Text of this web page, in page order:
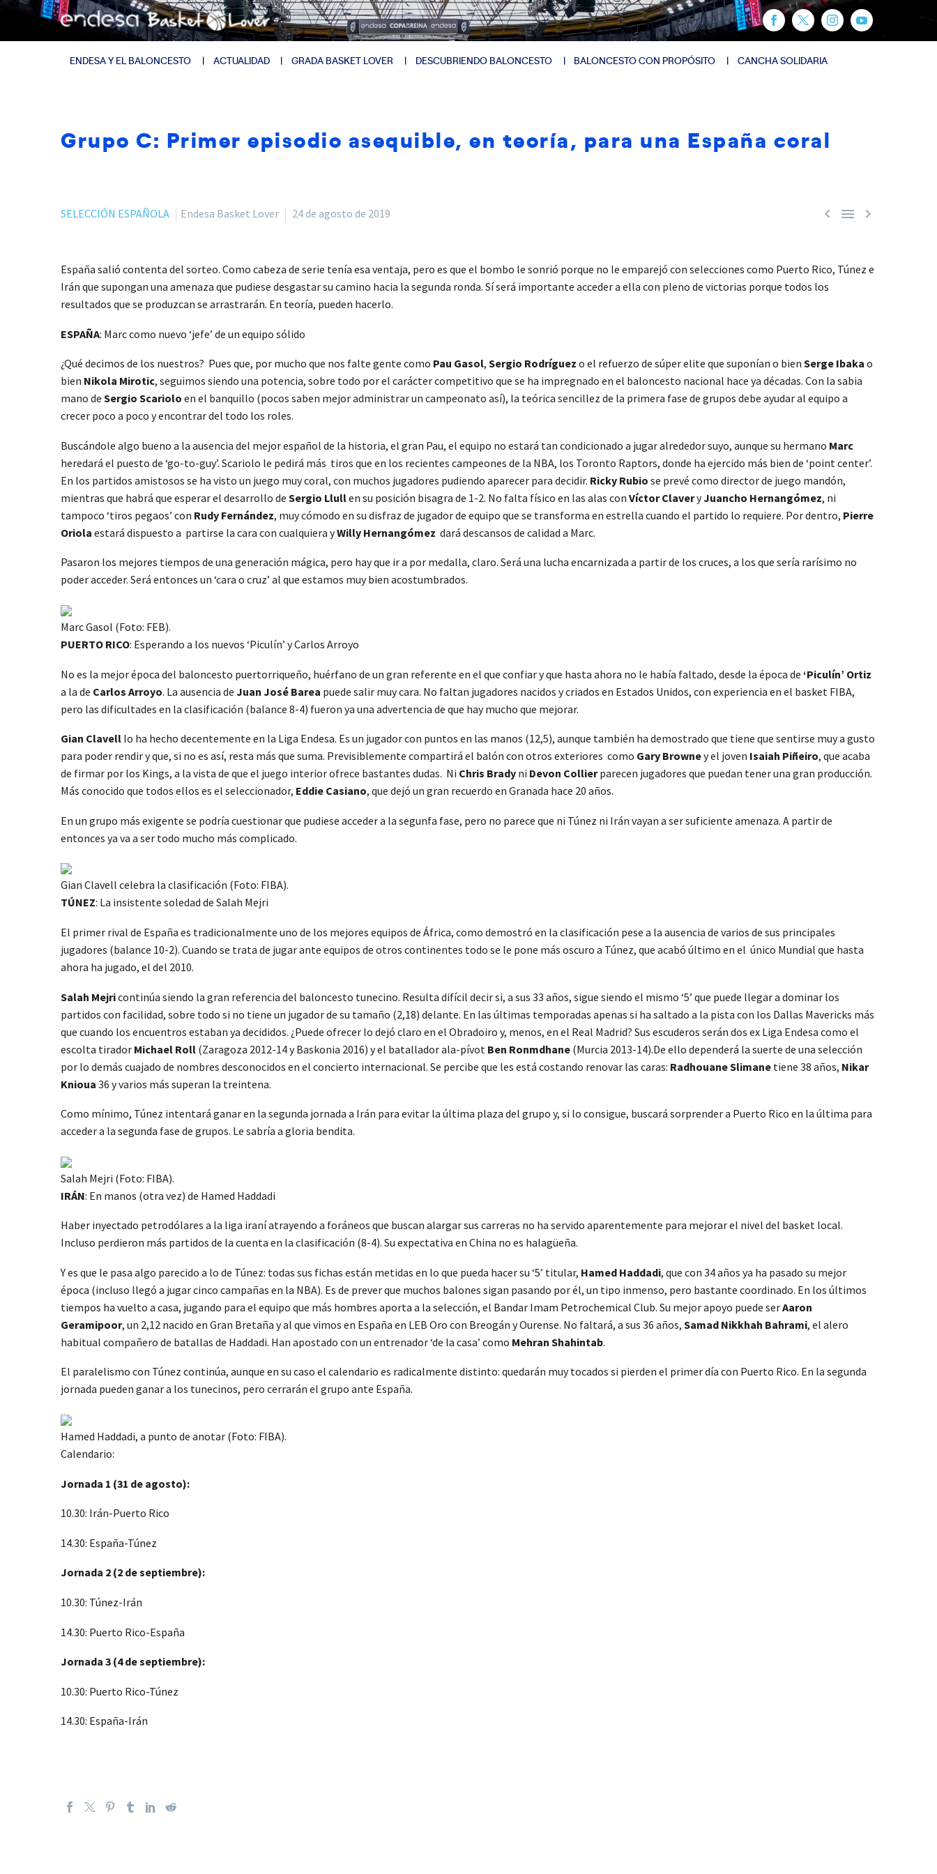
ENDESA Y EL BALONCESTO ACTUALIDAD GRADA BASKET LOVER DESCUBRIENDO BALONCESTO BALONCESTO CON PROPÓSITO CANCHA SOLIDARIA
Grupo C: Primer episodio asequible, en teoría, para una España coral
  
SELECCIÓN ESPAÑOLA Endesa Basket Lover 24 de agosto de 2019
España salió contenta del sorteo. Como cabeza de serie tenía esa ventaja, pero es que el bombo le sonrió porque no le emparejó con selecciones como Puerto Rico, Túnez e
Irán que supongan una amenaza que pudiese desgastar su camino hacia la segunda ronda. Sí será importante acceder a ella con pleno de victorias porque todos los
resultados que se produzcan se arrastrarán. En teoría, pueden hacerlo.
ESPAÑA: Marc como nuevo ‘jefe’ de un equipo sólido
¿Qué decimos de los nuestros? Pues que, por mucho que nos falte gente como Pau Gasol, Sergio Rodríguez o el refuerzo de súper elite que suponían o bien Serge Ibaka o
bien Nikola Mirotic, seguimos siendo una potencia, sobre todo por el carácter competitivo que se ha impregnado en el baloncesto nacional hace ya décadas. Con la sabia
mano de Sergio Scariolo en el banquillo (pocos saben mejor administrar un campeonato así), la teórica sencillez de la primera fase de grupos debe ayudar al equipo a
crecer poco a poco y encontrar del todo los roles.
Buscándole algo bueno a la ausencia del mejor español de la historia, el gran Pau, el equipo no estará tan condicionado a jugar alrededor suyo, aunque su hermano Marc
heredará el puesto de ‘go-to-guy’. Scariolo le pedirá más tiros que en los recientes campeones de la NBA, los Toronto Raptors, donde ha ejercido más bien de ‘point center’.
En los partidos amistosos se ha visto un juego muy coral, con muchos jugadores pudiendo aparecer para decidir. Ricky Rubio se prevé como director de juego mandón,
mientras que habrá que esperar el desarrollo de Sergio Llullen su posición bisagra de 1-2. No falta físico en las alas con Víctor ClaveryJuancho Hernangómez, ni
tampoco ‘tiros pegaos’ con Rudy Fernández, muy cómodo en su disfraz de jugador de equipo que se transforma en estrella cuando el partido lo requiere. Por dentro, Pierre
Oriola estará dispuesto a partirse la cara con cualquiera yWilly Hernangómez dará descansos de calidad a Marc.
Pasaron los mejores tiempos de una generación mágica, pero hay que ir a por medalla, claro. Será una lucha encarnizada a partir de los cruces, a los que sería rarísimo no
poder acceder. Será entonces un ‘cara o cruz’ al que estamos muy bien acostumbrados.
Marc Gasol (Foto: FEB).
PUERTO RICO: Esperando a los nuevos ‘Piculín’ y Carlos Arroyo
No es la mejor época del baloncesto puertorriqueño, huérfano de un gran referente en el que confiar y que hasta ahora no le había faltado, desde la época de ‘Piculín’ Ortiz
a la de Carlos Arroyo. La ausencia de Juan José Barea puede salir muy cara. No faltan jugadores nacidos y criados en Estados Unidos, con experiencia en el basket FIBA,
pero las dificultades en la clasificación (balance 8-4) fueron ya una advertencia de que hay mucho que mejorar.
Gian Clavell lo ha hecho decentemente en la Liga Endesa. Es un jugador con puntos en las manos (12,5), aunque también ha demostrado que tiene que sentirse muy a gusto
para poder rendir y que, si no es así, resta más que suma. Previsiblemente compartirá el balón con otros exteriores como Gary Browney el joven Isaiah Piñeiro, que acaba
de firmar por los Kings, a la vista de que el juego interior ofrece bastantes dudas. Ni Chris Brady ni Devon Collierparecen jugadores que puedan tener una gran producción.
Más conocido que todos ellos es el seleccionador, Eddie Casiano, que dejó un gran recuerdo en Granada hace 20 años.
En un grupo más exigente se podría cuestionar que pudiese acceder a la segunfa fase, pero no parece que ni Túnez ni Irán vayan a ser suficiente amenaza. A partir de
entonces ya va a ser todo mucho más complicado.
Gian Clavell celebra la clasificación (Foto: FIBA).
TÚNEZ: La insistente soledad de Salah Mejri
El primer rival de España es tradicionalmente uno de los mejores equipos de África, como demostró en la clasificación pese a la ausencia de varios de sus principales
jugadores (balance 10-2). Cuando se trata de jugar ante equipos de otros continentes todo se le pone más oscuro a Túnez, que acabó último en el único Mundial que hasta
ahora ha jugado, el del 2010.
Salah Mejricontinúa siendo la gran referencia del baloncesto tunecino. Resulta difícil decir si, a sus 33 años, sigue siendo el mismo ‘5’ que puede llegar a dominar los
partidos con facilidad, sobre todo si no tiene un jugador de su tamaño (2,18) delante. En las últimas temporadas apenas si ha saltado a la pista con los Dallas Mavericks más
que cuando los encuentros estaban ya decididos. ¿Puede ofrecer lo dejó claro en el Obradoiro y, menos, en el Real Madrid? Sus escuderos serán dos ex Liga Endesa como el
escolta tirador Michael Roll (Zaragoza 2012-14 y Baskonia 2016) y el batallador ala-pívot Ben Ronmdhane (Murcia 2013-14).De ello dependerá la suerte de una selección
por lo demás cuajado de nombres desconocidos en el concierto internacional. Se percibe que les está costando renovar las caras: Radhouane Slimane tiene 38 años, Nikar
Knioua 36 y varios más superan la treintena.
Como mínimo, Túnez intentará ganar en la segunda jornada a Irán para evitar la última plaza del grupo y, si lo consigue, buscará sorprender a Puerto Rico en la última para
acceder a la segunda fase de grupos. Le sabría a gloria bendita.
Salah Mejri (Foto: FIBA).
IRÁN: En manos (otra vez) de Hamed Haddadi
Haber inyectado petrodólares a la liga iraní atrayendo a foráneos que buscan alargar sus carreras no ha servido aparentemente para mejorar el nivel del basket local.
Incluso perdieron más partidos de la cuenta en la clasificación (8-4). Su expectativa en China no es halagüeña.
Y es que le pasa algo parecido a lo de Túnez: todas sus fichas están metidas en lo que pueda hacer su ‘5’ titular, Hamed Haddadi, que con 34 años ya ha pasado su mejor
época (incluso llegó a jugar cinco campañas en la NBA). Es de prever que muchos balones sigan pasando por él, un tipo inmenso, pero bastante coordinado. En los últimos
tiempos ha vuelto a casa, jugando para el equipo que más hombres aporta a la selección, el Bandar Imam Petrochemical Club. Su mejor apoyo puede serAaron
Geramipoor, un 2,12 nacido en Gran Bretaña y al que vimos en España en LEB Oro con Breogán y Ourense. No faltará, a sus 36 años, Samad Nikkhah Bahrami, el alero
habitual compañero de batallas de Haddadi. Han apostado con un entrenador ‘de la casa’ como Mehran Shahintab.
El paralelismo con Túnez continúa, aunque en su caso el calendario es radicalmente distinto: quedarán muy tocados si pierden el primer día con Puerto Rico. En la segunda
jornada pueden ganar a los tunecinos, pero cerrarán el grupo ante España.
Hamed Haddadi, a punto de anotar (Foto: FIBA).
Calendario:
Jornada 1 (31 de agosto):
10.30: Irán-Puerto Rico
14.30: España-Túnez
Jornada 2 (2 de septiembre):
10.30: Túnez-Irán
14.30: Puerto Rico-España
Jornada 3 (4 de septiembre):
10.30: Puerto Rico-Túnez
14.30: España-Irán